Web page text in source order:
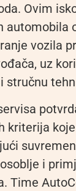
Ovim
automobila
vozila
uz
stručnu
kriterija
i
Time